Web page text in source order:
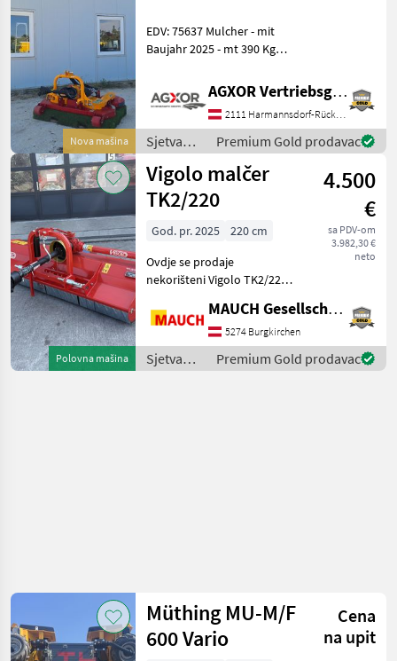
Nova mašina
EDV: 75637 Mulcher - mit
Baujahr 2025 - mt 390 Kg
Verkaufsteam der Fa. Agxor
zeigt Ihnen das
Gerät/Maschine gerne und
bittet
AGXOR Vertriebsgesellschaft Ost GmbH
2111 Harmannsdorf-Rückersdorf
Sjetva
(sijačice,
mulčeri,
sjetvospremači
i dr) / Ino
Premium Gold prodavac
Polovna mašina
Vigolo malčer
TK2/220
4.500
€
sa PDV-om
3.982,30 €
neto
God. pr. 2025
220 cm
Ovdje se prodaje
nekorišteni Vigolo TK2/220.
vratilo - Potporni valjak -
Mehanički bočni pomak -
Trotočkovna spojnica -
Stražnja spojni
MAUCH Gesellschaft m.b.H. & Co.KG
5274 Burgkirchen
Sjetva
(sijačice,
Premium Gold prodavac
Müthing MU-M/F
600 Vario
Cena
na upit